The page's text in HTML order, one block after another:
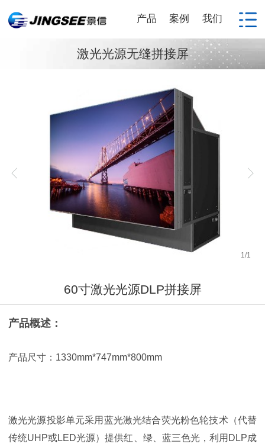
产品 案例 我们
激光光源无缝拼接屏
1 /1
60寸激光光源DLP拼接屏
产品概述：
产品尺寸：1330mm*747mm*800mm
激光光源投影单元采用蓝光激光结合荧光粉色轮技术（代替
传统UHP或LED光源）提供红、绿、蓝三色光，利用DLP成